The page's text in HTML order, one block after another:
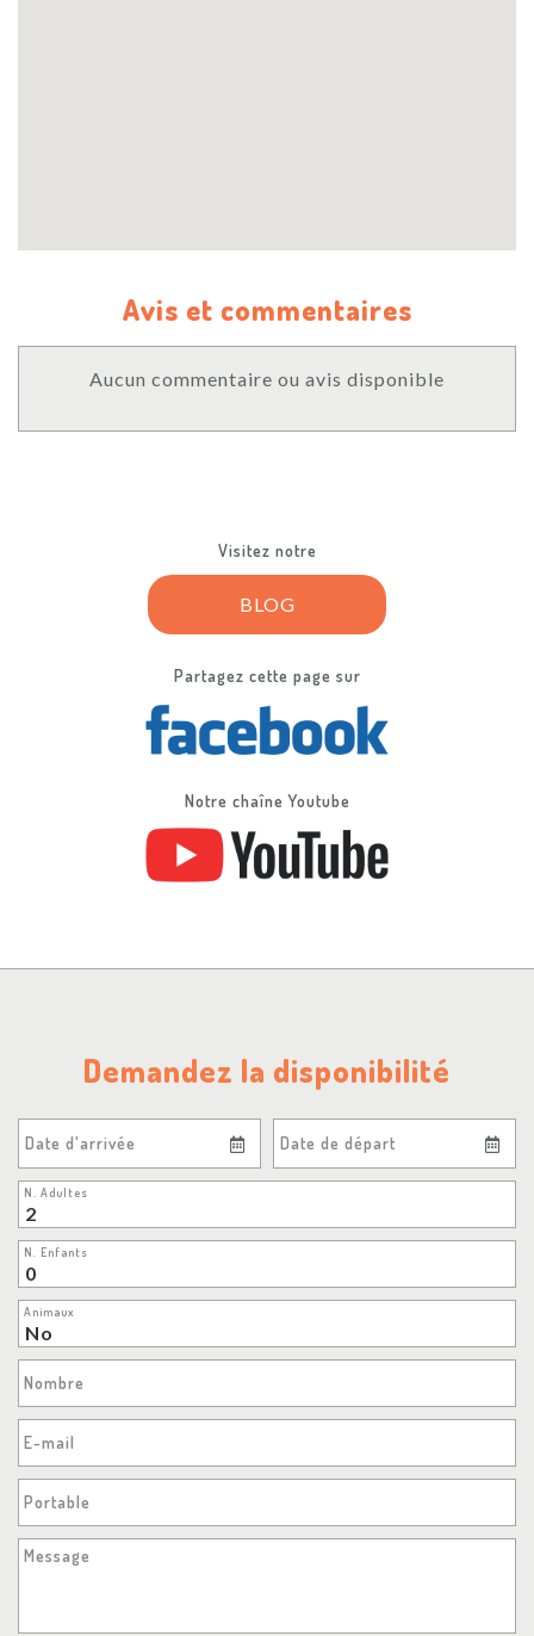
Avis et commentaires
Aucun commentaire ou avis disponible
Visitez notre
BLOG
Partagez cette page sur
Notre chaîne Youtube
Demandez la disponibilité
Date d'arrivée Date de départ
N. Adultes
N. Enfants
Animaux
Nombre
E-mail
Portable
Message